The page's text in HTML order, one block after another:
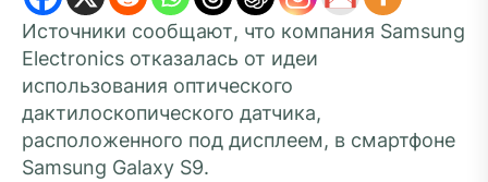
Источники сообщают, что компания Samsung
Electronics отказалась от идеи
использования оптического
дактилоскопического датчика,
расположенного под дисплеем, в смартфоне
Samsung Galaxy S9.